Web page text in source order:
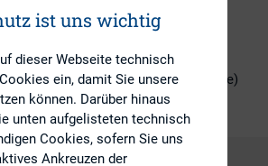
ESG (inkl. Nachhaltigkeit & Governance)
ist uns wichtig
dieser Webseite technisch
ein, damit Sie unsere
können. Darüber hinaus
unten aufgelisteten technisch
Cookies, sofern Sie uns
Ankreuzen der